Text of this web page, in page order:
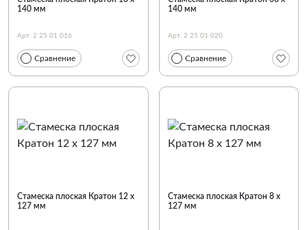
140 мм
Арт. 2 25 01 016
Сравнение
140 мм
Арт. 2 25 01 020
Сравнение
Стамеска плоская Кратон 12 х
127 мм
Стамеска плоская Кратон 8 х
127 мм